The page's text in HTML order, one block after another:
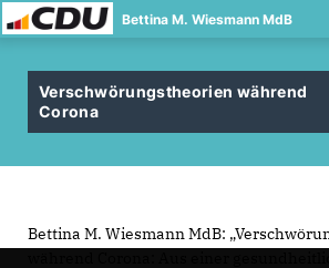
Bettina M. Wiesmann MdB
Verschwörungstheorien während
Corona
Bettina M. Wiesmann MdB: